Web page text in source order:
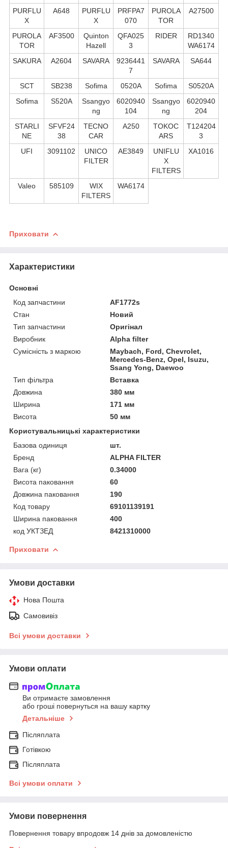
PURFLU
X
A648
PURFLU
X
PRFPA7
070
PUROLA
TOR
A27500
PUROLA
TOR
AF3500
Quinton
Hazell
QFA025
3
RIDER
RD1340
WA6174
SAKURA
A2604 SAVARA
9236441
7
SAVARA SA644
SCT SB238 Sofima 0520A Sofima
S0520A
Sofima
S520A
Ssangyo
ng
6020940
104
Ssangyo
ng
6020940
204
STARLI
NE
SFVF24
38
TECNO
CAR
A250
TOKOC
ARS
T124204
3
UFI
3091102
UNICO
FILTER
AE3849
UNIFLU
X
FILTERS
XA1016
Valeo 585109
WIX
FILTERS
WA6174
Приховати
Характеристики
Основні
Код запчастини
AF1772s
Стан
Новий
Тип запчастини
Оригінал
Виробник
Alpha filter
Сумісність з маркою
Maybach, Ford, Chevrolet,
Mercedes-Benz, Opel, Isuzu,
Ssang Yong, Daewoo
Тип фільтра
Вставка
Довжина
380 мм
Ширина
171 мм
Висота
50 мм
Користувальницькі характеристики
Базова одиниця
шт.
Бренд
ALPHA FILTER
Вага (кг)
0.34000
Висота паковання
60
Довжина паковання
190
Код товару
69101139191
Ширина паковання
400
код УКТЗЕД
8421310000
Приховати
Умови доставки
Нова Пошта
Самовивіз
Всі умови доставки
Умови оплати
Ви отримаєте замовлення
або гроші повернуться на вашу картку
Детальніше
Післяплата
Готівкою
Післяплата
Всі умови оплати
Умови повернення
Повернення товару впродовж 14 днів за домовленістю